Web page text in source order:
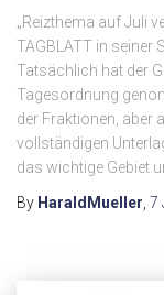
„Reizthema auf Juli
TAGBLATT in seiner
Tatsächlich hat der
Tagesordnung
der Fraktionen, aber
vollständigen
das wichtige Gebiet
By HaraldMueller 7